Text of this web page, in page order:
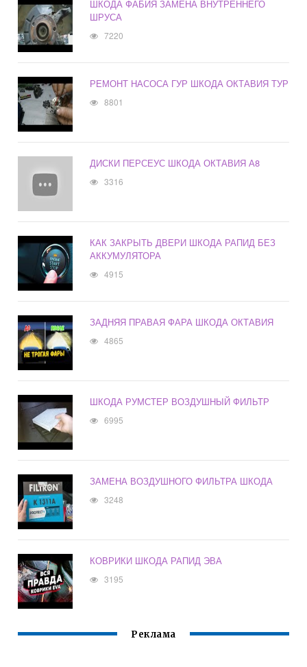
ШКОДА ФАБИЯ ЗАМЕНА ВНУТРЕННЕГО
ШРУСА
7220
РЕМОНТ НАСОСА ГУР ШКОДА ОКТАВИЯ ТУР
8801
ДИСКИ ПЕРСЕУС ШКОДА ОКТАВИЯ А8
3316
КАК ЗАКРЫТЬ ДВЕРИ ШКОДА РАПИД БЕЗ
АККУМУЛЯТОРА
4915
ЗАДНЯЯ ПРАВАЯ ФАРА ШКОДА ОКТАВИЯ
4865
ШКОДА РУМСТЕР ВОЗДУШНЫЙ ФИЛЬТР
6995
ЗАМЕНА ВОЗДУШНОГО ФИЛЬТРА ШКОДА
3248
КОВРИКИ ШКОДА РАПИД ЭВА
3195
Реклама